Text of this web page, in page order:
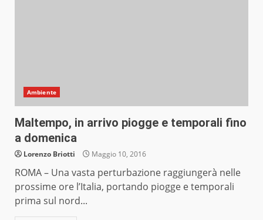
Ambiente
Maltempo, in arrivo piogge e temporali fino
a domenica
Lorenzo Briotti Maggio 10, 2016
ROMA – Una vasta perturbazione raggiungerà nelle
prossime ore l’Italia, portando piogge e temporali
prima sul nord...